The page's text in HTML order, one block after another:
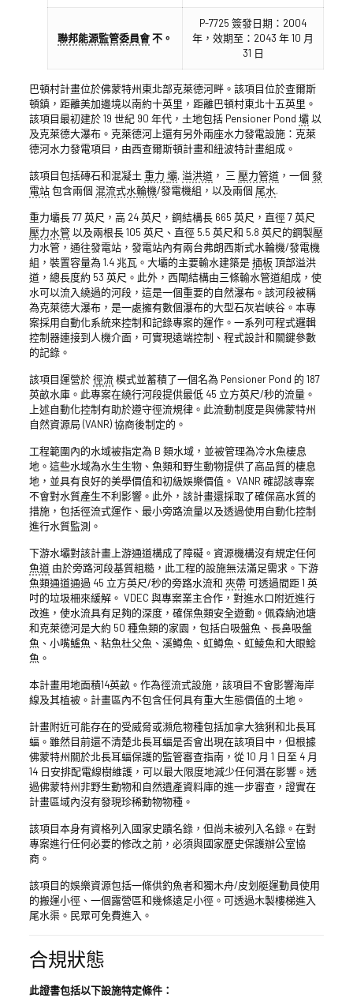
聯邦能源監管委員會不。
P-7725 簽發日期：2004
年，效期至：2043 年 10 月
31 日
巴頓村計畫位於佛蒙特州東北部克萊德河畔。該項目位於查爾斯
頓鎮，距離美加邊境以南約十英里，距離巴頓村東北十五英里。
該項目最初建於 19 世紀 90 年代，土地包括 Pensioner Pond 壩以
及克萊德大瀑布。克萊德河上還有另外兩座水力發電設施：克萊
德河水力發電項目，由西查爾斯頓計畫和紐波特計畫組成。
該項目包括磚石和混凝土 重力 壩,溢洪道， 三 壓力管道，一個 發
電站包含兩個 混流式水輪機/發電機組，以及兩個 尾水.
重力壩長 77 英尺，高 24 英尺，鋼結構長 665 英尺，直徑 7 英尺
壓力水管以及兩根長 105 英尺、直徑 5.5 英尺和 5.8 英尺的鋼製壓
力水管，通往發電站，發電站內有兩台弗朗西斯式水輪機/發電機
組，裝置容量為 1.4 兆瓦。大壩的主要輸水建築是插板頂部溢洪
道，總長度約 53 英尺。此外，西閘結構由三條輸水管道組成，使
水可以流入繞過的河段，這是一個重要的自然瀑布。該河段被稱
為克萊德大瀑布，是一處擁有數個瀑布的大型石灰岩峽谷。本專
案採用自動化系統來控制和記錄專案的運作。一系列可程式邏輯
控制器連接到人機介面，可實現遠端控制、程式設計和關鍵參數
的記錄。
該項目運營於徑流模式並蓄積了一個名為 Pensioner Pond 的 187
英畝水庫。此專案在繞行河段提供最低 45 立方英尺/秒的流量。
上述自動化控制有助於遵守徑流規律。此流動制度是與佛蒙特州
自然資源局 (VANR) 協商後制定的。
工程範圍內的水域被指定為 B 類水域，並被管理為冷水魚棲息
地。這些水域為水生生物、魚類和野生動物提供了高品質的棲息
地，並具有良好的美學價值和初級娛樂價值。 VANR 確認該專案
不會對水質產生不利影響。此外，該計畫還採取了確保高水質的
措施，包括徑流式運作、最小旁路流量以及透過使用自動化控制
進行水質監測。
下游水壩對該計畫上游通道構成了障礙。資源機構沒有規定任何
魚道由於旁路河段基質粗糙，此工程的設施無法滿足需求。下游
魚類通道通過 45 立方英尺/秒的旁路水流和 夾帶可透過間距 1 英
吋的垃圾柵來緩解。 VDEC 與專案業主合作，對進水口附近進行
改進，使水流具有足夠的深度，確保魚類安全遊動。佩森納池塘
和克萊德河是大約 50 種魚類的家園，包括白吸盤魚、長鼻吸盤
魚、小嘴鱸魚、粘魚杜父魚、溪鱒魚、虹鱒魚、虹鯪魚和大眼鯰
魚。
本計畫用地面積14英畝。作為徑流式設施，該項目不會影響海岸
線及其植被。計畫區內不包含任何具有重大生態價值的土地。
計畫附近可能存在的受威脅或瀕危物種包括加拿大猞猁和北長耳
蝠。雖然目前還不清楚北長耳蝠是否會出現在該項目中，但根據
佛蒙特州關於北長耳蝠保護的監管審查指南，從 10 月 1 日至 4 月
14 日安排配電線樹維護，可以最大限度地減少任何潛在影響。透
過佛蒙特州非野生動物和自然遺產資料庫的進一步審查，證實在
計畫區域內沒有發現珍稀動物物種。
該項目本身有資格列入國家史蹟名錄，但尚未被列入名錄。在對
專案進行任何必要的修改之前，必須與國家歷史保護辦公室協
商。
該項目的娛樂資源包括一條供釣魚者和獨木舟/皮划艇運動員使用
的搬運小徑、一個露營區和幾條遠足小徑。可透過木製樓梯進入
尾水渠。民眾可免費進入。
合規狀態
此證書包括以下設施特定條件：